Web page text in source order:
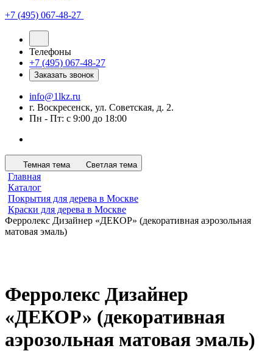
+7 (495) 067-48-27
Телефоны
+7 (495) 067-48-27
Заказать звонок
info@1lkz.ru
г. Воскресенск, ул. Советская, д. 2.
Пн - Пт: с 9:00 до 18:00
Темная тема Светлая тема
Главная
Каталог
Покрытия для дерева в Москве
Краски для дерева в Москве
Ферролекс Дизайнер «ДЕКОР» (декоративная аэрозольная
матовая эмаль)
Ферролекс Дизайнер
«ДЕКОР» (декоративная
аэрозольная матовая эмаль)